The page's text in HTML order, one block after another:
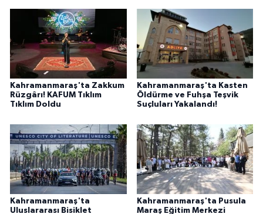
Kahramanmaraş'ta Zakkum
Rüzgârı! KAFUM Tıklım
Tıklım Doldu
Kahramanmaraş'ta Kasten
Öldürme ve Fuhşa Teşvik
Suçluları Yakalandı!
Kahramanmaraş'ta
Uluslararası Bisiklet
Kahramanmaraş'ta Pusula
Maraş Eğitim Merkezi
Genel
Politika
YEREL
BÖLGEDEN
BİLİM TEKNOLOJİ
ASAYİŞ
SEÇİM 2015